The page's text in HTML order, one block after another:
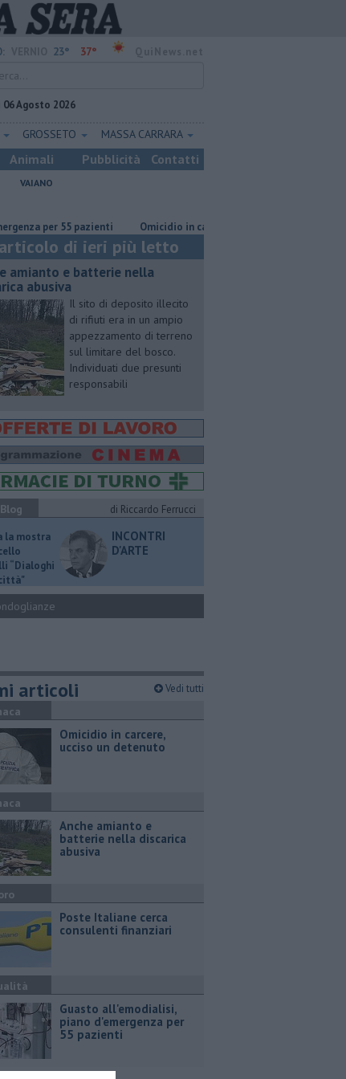
23° 37°
06 Agosto 2026
GROSSETO MASSA CARRARA
Animali Pubblicità Contatti
VAIANO
per 55 pazienti Omicidio in carcere, ucciso un detenuto
di ieri più letto
amianto e batterie nella
abusiva
Il sito di deposito illecito
di rifiuti era in un ampio
appezzamento di terreno
sul limitare del bosco.
Individuati due presunti
responsabili
di Riccardo Ferrucci
la mostra
“Dialoghi
INCONTRI
D'ARTE
articoli Vedi tutti
Omicidio in carcere,
ucciso un detenuto
Anche amianto e
batterie nella discarica
abusiva
Poste Italiane cerca
consulenti finanziari
Guasto all'emodialisi,
piano d'emergenza per
55 pazienti